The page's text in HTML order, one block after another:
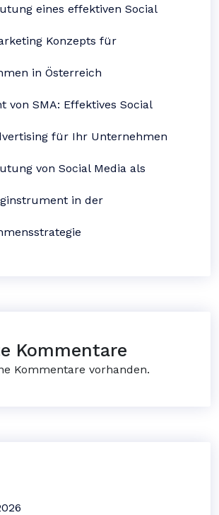
eines effektiven Social
Konzepts für
in Österreich
von SMA: Effektives Social
für Ihr Unternehmen
von Social Media als
in der
Kommentare
Kommentare vorhanden.